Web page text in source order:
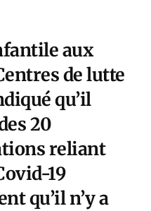
aux
de lutte
qu’il
20
reliant
19
qu’il n’y a